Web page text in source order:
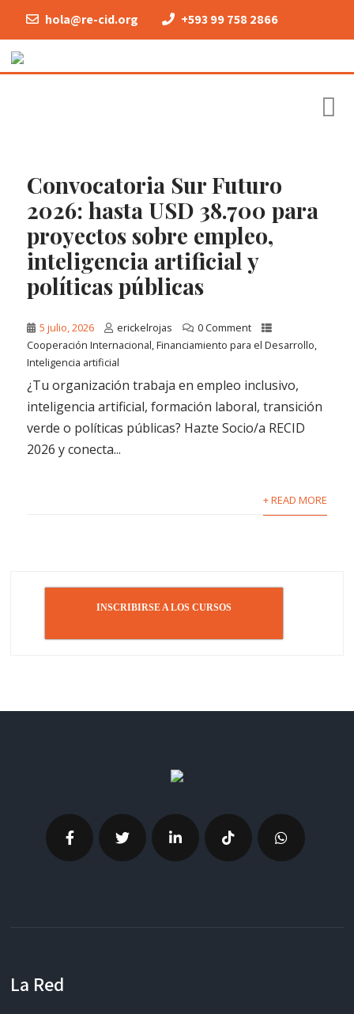
hola@re-cid.org +593 99 758 2866
Convocatoria Sur Futuro
2026: hasta USD 38.700 para
proyectos sobre empleo,
inteligencia artificial y
políticas públicas
5 julio, 2026 erickelrojas
0 Comment
Cooperación Internacional,Financiamiento para el Desarrollo,
Inteligencia artificial
¿Tu organización trabaja en empleo inclusivo,
inteligencia artificial, formación laboral, transición
verde o políticas públicas? Hazte Socio/a RECID
2026 y conecta...
+ READ MORE
INSCRIBIRSE A LOS CURSOS
La Red